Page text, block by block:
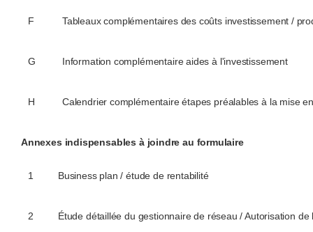
F Tableaux complémentaires des coûts investissement /
G Information complémentaire aides à l'investissement
H Calendrier complémentaire étapes préalables à la mise
Annexes indispensables à joindre au formulaire
1 Business plan / étude de rentabilité
2 Étude détaillée du gestionnaire de réseau / Autorisation de